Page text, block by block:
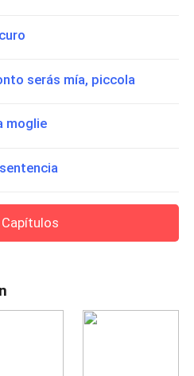
serás mía, piccola
moglie